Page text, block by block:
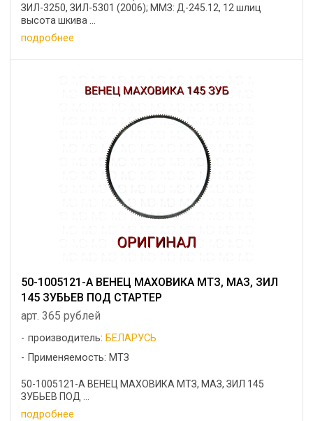
ЗИЛ-3250, ЗИЛ-5301 (2006); ММЗ: Д-245.12, 12 шлиц
высота шкива ...
подробнее
50-1005121-А ВЕНЕЦ МАХОВИКА МТЗ, МАЗ, ЗИЛ
145 ЗУБЬЕВ ПОД СТАРТЕР
арт. 365 рублей
производитель: БЕЛАРУСЬ
Применяемость: МТЗ
50-1005121-А ВЕНЕЦ МАХОВИКА МТЗ, МАЗ, ЗИЛ 145
ЗУБЬЕВ ПОД ...
подробнее